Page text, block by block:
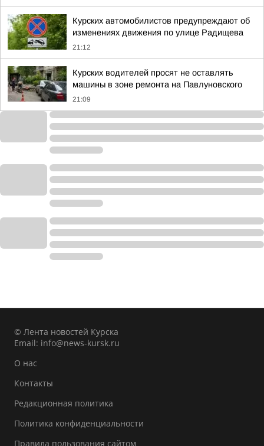
Курских автомобилистов предупреждают об
изменениях движения по улице Радищева
21:12
Курских водителей просят не оставлять
машины в зоне ремонта на Павлуновского
21:09
© Лента новостей Курска
Email: info@news-kursk.ru
О нас
Контакты
Редакционная политика
Политика конфиденциальности
Правила пользования сайтом